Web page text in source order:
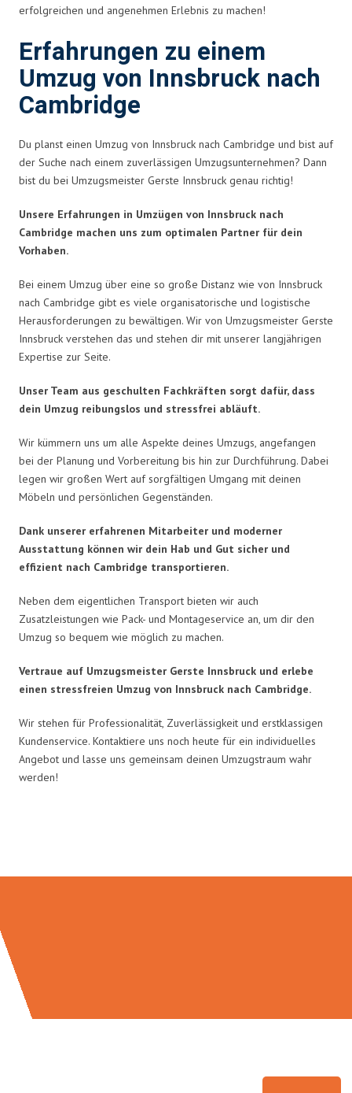
erfolgreichen und angenehmen Erlebnis zu machen!
Erfahrungen zu einem
Umzug von Innsbruck nach
Cambridge
Du planst einen Umzug von Innsbruck nach Cambridge und bist auf
der Suche nach einem zuverlässigen Umzugsunternehmen? Dann
bist du bei Umzugsmeister Gerste Innsbruck genau richtig!
Unsere Erfahrungen in Umzügen von Innsbruck nach
Cambridge machen uns zum optimalen Partner für dein
Vorhaben.
Bei einem Umzug über eine so große Distanz wie von Innsbruck
nach Cambridge gibt es viele organisatorische und logistische
Herausforderungen zu bewältigen. Wir von Umzugsmeister Gerste
Innsbruck verstehen das und stehen dir mit unserer langjährigen
Expertise zur Seite.
Unser Team aus geschulten Fachkräften sorgt dafür, dass
dein Umzug reibungslos und stressfrei abläuft.
Wir kümmern uns um alle Aspekte deines Umzugs, angefangen
bei der Planung und Vorbereitung bis hin zur Durchführung. Dabei
legen wir großen Wert auf sorgfältigen Umgang mit deinen
Möbeln und persönlichen Gegenständen.
Dank unserer erfahrenen Mitarbeiter und moderner
Ausstattung können wir dein Hab und Gut sicher und
effizient nach Cambridge transportieren.
Neben dem eigentlichen Transport bieten wir auch
Zusatzleistungen wie Pack- und Montageservice an, um dir den
Umzug so bequem wie möglich zu machen.
Vertraue auf Umzugsmeister Gerste Innsbruck und erlebe
einen stressfreien Umzug von Innsbruck nach Cambridge.
Wir stehen für Professionalität, Zuverlässigkeit und erstklassigen
Kundenservice. Kontaktiere uns noch heute für ein individuelles
Angebot und lasse uns gemeinsam deinen Umzugstraum wahr
werden!